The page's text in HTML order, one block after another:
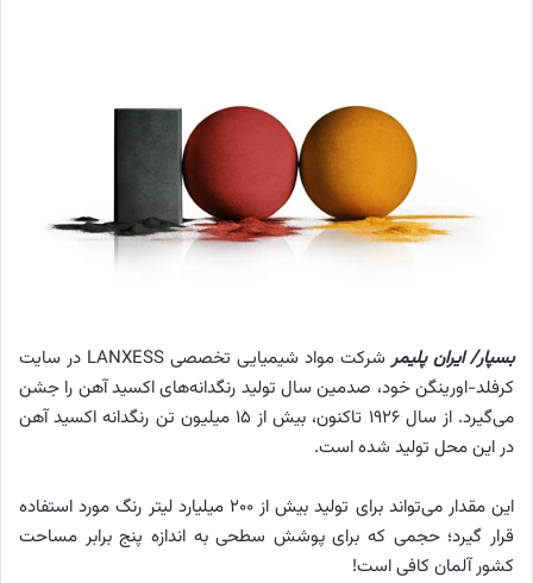
بسپار/ ایران پلیمر
شرکت مواد شیمیایی تخصصی LANXESS در سایت
کرفلد-اورینگن خود، صدمین سال تولید رنگدانه‌های اکسید آهن را جشن
می‌گیرد. از سال ۱۹۲۶ تاکنون، بیش از ۱۵ میلیون تن رنگدانه اکسید آهن
در این محل تولید شده است.
این مقدار می‌تواند برای تولید بیش از ۲۰۰ میلیارد لیتر رنگ مورد استفاده
قرار گیرد؛ حجمی که برای پوشش سطحی به اندازه پنج برابر مساحت
کشور آلمان کافی است!